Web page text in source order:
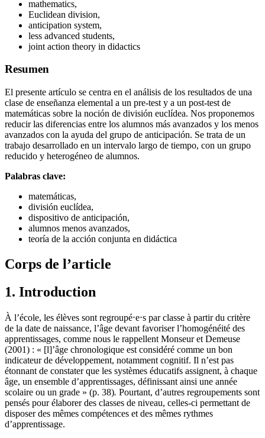
mathematics,
Euclidean division,
anticipation system,
less advanced students,
joint action theory in didactics
Resumen
El presente artículo se centra en el análisis de los resultados de una
clase de enseñanza elemental a un pre-test y a un post-test de
matemáticas sobre la noción de división euclídea. Nos proponemos
reducir las diferencias entre los alumnos más avanzados y los menos
avanzados con la ayuda del grupo de anticipación. Se trata de un
trabajo desarrollado en un intervalo largo de tiempo, con un grupo
reducido y heterogéneo de alumnos.
Palabras clave:
matemáticas,
división euclídea,
dispositivo de anticipación,
alumnos menos avanzados,
teoría de la acción conjunta en didáctica
Corps de l’article
1. Introduction
À l’école, les élèves sont regroupé⋅e⋅s par classe à partir du critère
de la date de naissance, l’âge devant favoriser l’homogénéité des
apprentissages, comme nous le rappellent Monseur et Demeuse
(2001) : « [l]’âge chronologique est considéré comme un bon
indicateur de développement, notamment cognitif. Il n’est pas
étonnant de constater que les systèmes éducatifs assignent, à chaque
âge, un ensemble d’apprentissages, définissant ainsi une année
scolaire ou un grade » (p. 38). Pourtant, d’autres regroupements sont
pensés pour élaborer des classes de niveau, celles-ci permettant de
disposer des mêmes compétences et des mêmes rythmes
d’apprentissage.